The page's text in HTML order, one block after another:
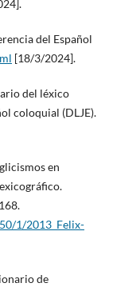
del Español
[18/3/2024].
del léxico
coloquial (DLJE).
en
1/2013_Felix-
de